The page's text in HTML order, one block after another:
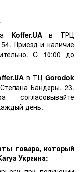
Koffer.UAв ТРЦ
Приезд и наличие
C 10:00 до
в ТЦGorodok
Бандеры, 23.
день.
товара, который
Украина: